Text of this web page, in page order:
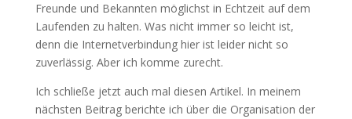
Freunde und Bekannten möglichst in Echtzeit auf dem
Laufenden zu halten. Was nicht immer so leicht ist,
denn die Internetverbindung hier ist leider nicht so
zuverlässig. Aber ich komme zurecht.
Ich schließe jetzt auch mal diesen Artikel. In meinem
nächsten Beitrag berichte ich über die Organisation der